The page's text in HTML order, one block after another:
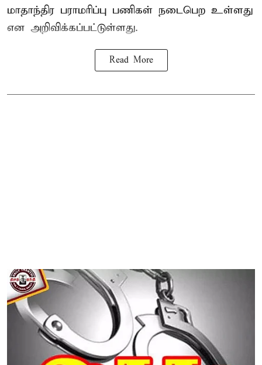
மாதாந்திர பராமரிப்பு பணிகள் நடைபெற உள்ளது
என அறிவிக்கப்பட்டுள்ளது.
Read More